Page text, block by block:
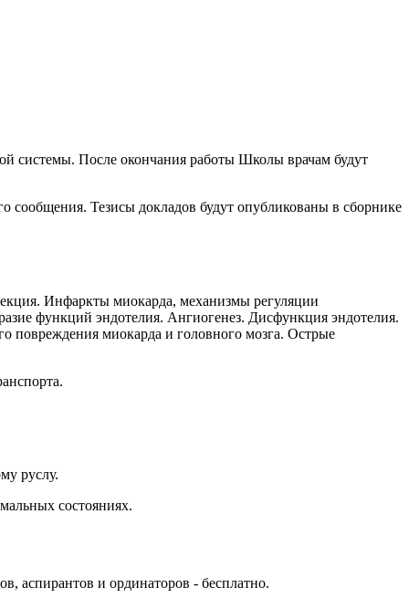
системы. После окончания работы Школы врачам будут
сообщения. Тезисы докладов будут опубликованы в сборнике
Инфаркты миокарда, механизмы регуляции
функций эндотелия. Ангиогенез. Дисфункция эндотелия.
повреждения миокарда и головного мозга. Острые
руслу.
состояниях.
аспирантов и ординаторов - бесплатно.